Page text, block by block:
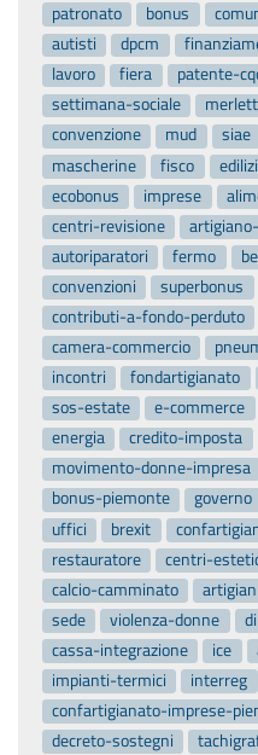
patronato
bonus
autisti
dpcm
lavoro
fiera patente-
settimana-sociale
convenzione
mud siae
mascherine
fisco
ecobonus
imprese
centri-revisione
autoriparatori
fermo
convenzioni
superbonus
contributi-a-fondo-perduto
camera-commercio
incontri
fondartigianato
sos-estate
e-commerce
energia
credito-imposta
movimento-donne-impresa
bonus-piemonte
governo
uffici
brexit
restauratore
centri-
calcio-camminato
artigiani
sede
violenza-donne
cassa-integrazione
ice
impianti-termici
interreg
confartigianato-imprese-
decreto-sostegni